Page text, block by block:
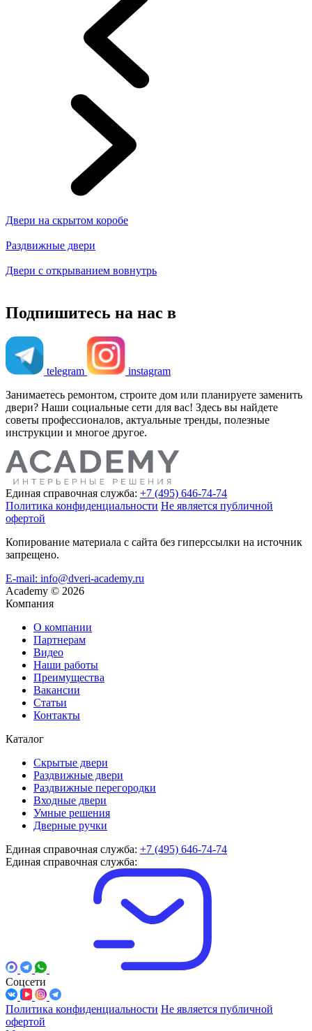
Двери на скрытом коробе
Раздвижные двери
Двери с открыванием вовнутрь
Подпишитесь на нас в
telegram
instagram
Занимаетесь ремонтом, строите дом или планируете заменить
двери? Наши социальные сети для вас! Здесь вы найдете
советы профессионалов, актуальные тренды, полезные
инструкции и многое другое.
Единая справочная служба: +7 (495) 646-74-74
Политика конфиденциальности Не является публичной
офертой
Копирование материала с сайта без гиперссылки на источник
запрещено.
E-mail: info@dveri-academy.ru
Academy © 2026
Компания
О компании
Партнерам
Видео
Наши работы
Преимущества
Вакансии
Статьи
Контакты
Каталог
Скрытые двери
Раздвижные двери
Раздвижные перегородки
Входные двери
Умные решения
Дверные ручки
Единая справочная служба: +7 (495) 646-74-74
Единая справочная служба:
Соцсети
Политика конфиденциальности Не является публичной
офертой